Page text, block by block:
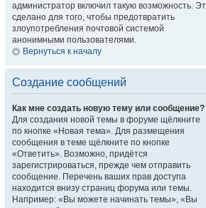
администратор включил такую возможность.
сделано для того, чтобы предотвратить
злоупотребления почтовой системой
анонимными пользователями.
Вернуться к началу
Создание сообщений
Как мне создать новую тему или сообщение?
Для создания новой темы в форуме щёлкните
по кнопке «Новая тема». Для размещения
сообщения в теме щёлкните по кнопке
«Ответить». Возможно, придётся
зарегистрироваться, прежде чем отправить
сообщение. Перечень ваших прав доступа
находится внизу страниц форума или темы.
Например: «Вы можете начинать темы», «Вы